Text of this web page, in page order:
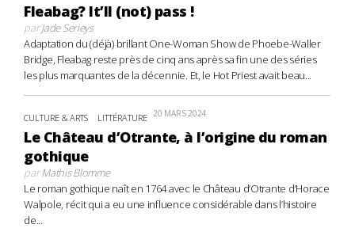
Fleabag? It’ll (not) pass !
parJade Serieys
Adaptation du (déjà) brillant One-Woman Show de Phoebe-Waller
Bridge, Fleabag reste près de cinq ans après sa fin une des séries
les plus marquantes de la décennie. Et, le Hot Priest avait beau...
CULTURE & ARTS LITTÉRATURE 20 MARS 2024
Le Château d’Otrante, à l’origine du roman
gothique
parMathis Blomme
Le roman gothique naît en 1764 avec le Château d’Otrante d’Horace
Walpole, récit qui a eu une influence considérable dans l’histoire
de...